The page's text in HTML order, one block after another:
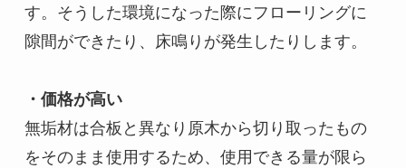
す。そうした環境になった際にフローリングに
隙間ができたり、床鳴りが発生したりします。
・価格が高い
無垢材は合板と異なり原木から切り取ったもの
をそのまま使用するため、使用できる量が限ら